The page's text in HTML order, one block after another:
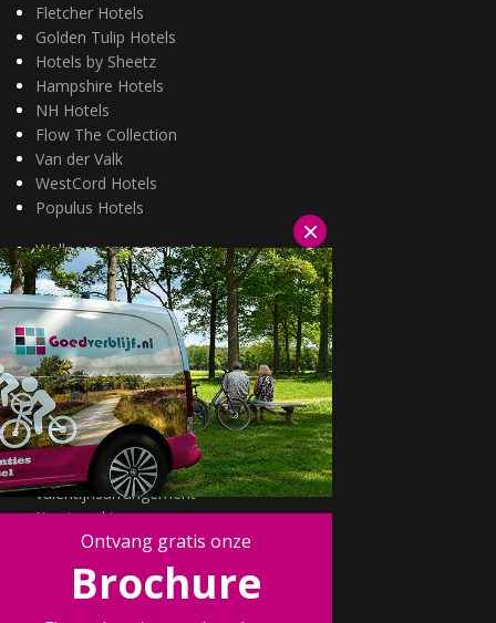
Fletcher Hotels
Golden Tulip Hotels
Hotels by Sheetz
Hampshire Hotels
NH Hotels
Flow The Collection
Van der Valk
WestCord Hotels
Populus Hotels
Wellness arrangementen
3=2 aanbiedingen
Fietsarrangementen
Kerstarrangementen
Halfpension arrangementen
Oud & nieuw arrangementen
Fietsen van hotel naar hotel
Wandelen van hotel naar hotel
Wildarrangementen
Actuele topdeals
valentijnsarrangement
Kerstmarkten
Fietsvakanties
Wandelvakanties
×
Ontvang gratis onze
Brochure